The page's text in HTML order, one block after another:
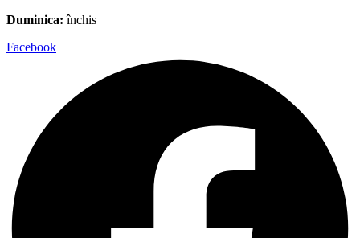
Duminica: închis
Facebook